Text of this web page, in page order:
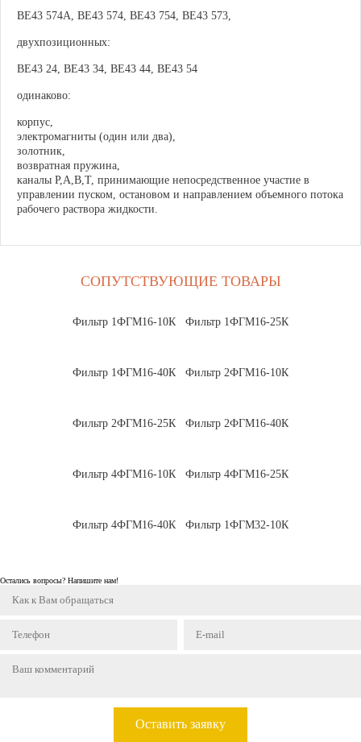
ВЕ43 574А, ВЕ43 574, ВЕ43 754, ВЕ43 573,
двухпозиционных:
ВЕ43 24, ВЕ43 34, ВЕ43 44, ВЕ43 54
одинаково:
корпус,
электромагниты (один или два),
золотник,
возвратная пружина,
каналы Р,А,В,Т, принимающие непосредственное участие в
управлении пуском, остановом и направлением объемного потока
рабочего раствора жидкости.
СОПУТСТВУЮЩИЕ ТОВАРЫ
Фильтр 1ФГМ16-10К Фильтр 1ФГМ16-25К
Фильтр 1ФГМ16-40К Фильтр 2ФГМ16-10К
Фильтр 2ФГМ16-25К Фильтр 2ФГМ16-40К
Фильтр 4ФГМ16-10К Фильтр 4ФГМ16-25К
Фильтр 4ФГМ16-40К Фильтр 1ФГМ32-10К
Остались вопросы? Напишите нам!
Оставить заявку